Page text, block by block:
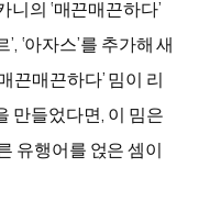
니의 ‘매끈매끈하다’
‘아자스’를 추가해 새
끈매끈하다’ 밈이 리
만들었다면, 이 밈은
유행어를 얹은 셈이